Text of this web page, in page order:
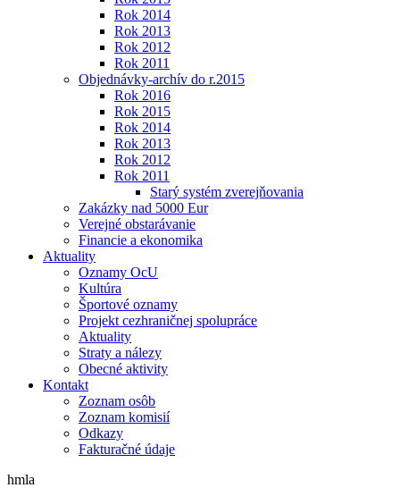
Rok 2014
Rok 2013
Rok 2012
Rok 2011
Objednávky-archív do r.2015
Rok 2016
Rok 2015
Rok 2014
Rok 2013
Rok 2012
Rok 2011
Starý systém zverejňovania
Zakázky nad 5000 Eur
Verejné obstarávanie
Financie a ekonomika
Aktuality
Oznamy OcU
Kultúra
Športové oznamy
Projekt cezhraničnej spolupráce
Aktuality
Straty a nálezy
Obecné aktivity
Kontakt
Zoznam osôb
Zoznam komisií
Odkazy
Fakturačné údaje
hmla